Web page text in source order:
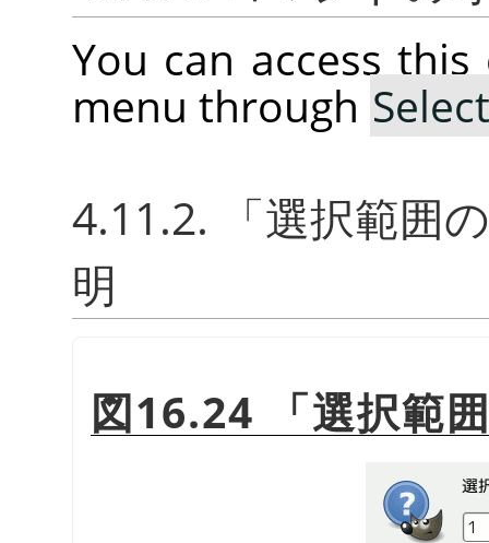
You can access
menu through Select
4.11.2. 「選択範囲
明
図16.24 「選択範